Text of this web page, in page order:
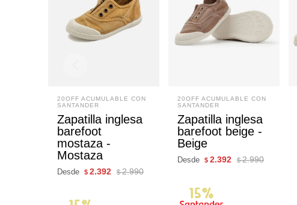
20OFF ACUMULABLE CON
SANTANDER
Zapatilla inglesa
barefoot
mostaza -
Mostaza
Desde $ 2.392 $ 2.990
20OFF ACUMULABLE CON
SANTANDER
Zapatilla inglesa
barefoot beige -
Beige
Desde $ 2.392 $ 2.990